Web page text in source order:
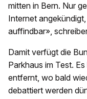
mitten in Bern. Nur
Internet
auffindbar»,
Damit verfügt die
Parkhaus im Test.
entfernt, wo bald
debattiert werden